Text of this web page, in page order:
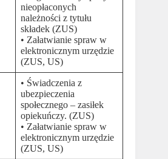
nieopłaconych
należności z tytułu
składek (ZUS)
• Załatwianie spraw w
elektronicznym urzędzie
(ZUS, US)
• Świadczenia z
ubezpieczenia
społecznego – zasiłek
opiekuńczy. (ZUS)
• Załatwianie spraw w
elektronicznym urzędzie
(ZUS, US)